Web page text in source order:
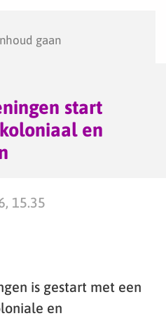
gaan
start
en
15.35
is gestart met een
en